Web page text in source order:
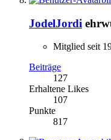
JodelJordi
Mitglied seit
Beiträge
127
Erhaltene Likes
107
Punkte
817